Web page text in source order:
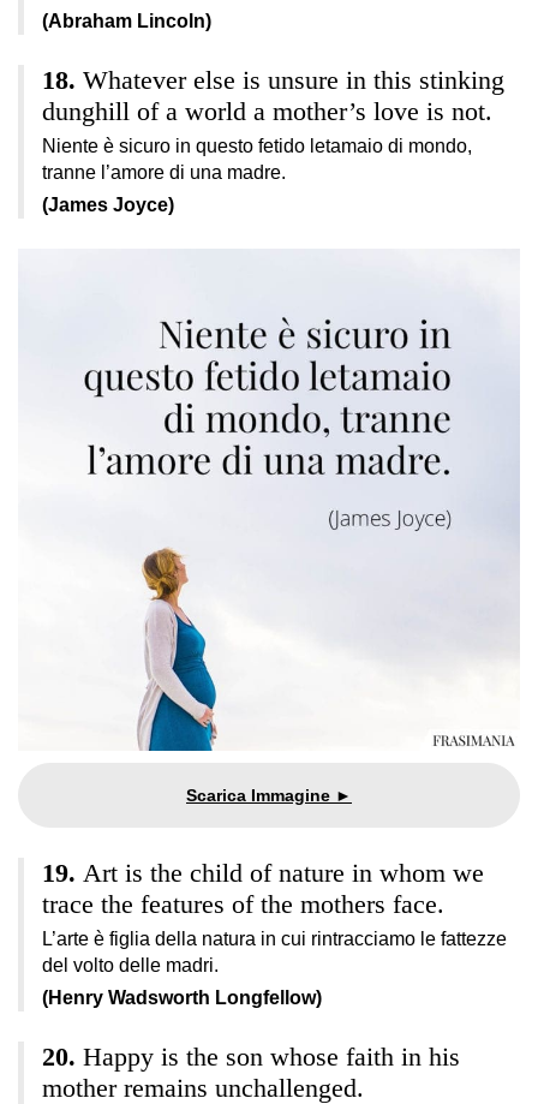
(Abraham Lincoln)
Whatever else is unsure in this stinking
dunghill of a world a mother’s love is not.
Niente è sicuro in questo fetido letamaio di mondo,
tranne l’amore di una madre.
(James Joyce)
Art is the child of nature in whom we
trace the features of the mothers face.
L’arte è figlia della natura in cui rintracciamo le fattezze
del volto delle madri.
(Henry Wadsworth Longfellow)
Happy is the son whose faith in his
mother remains unchallenged.